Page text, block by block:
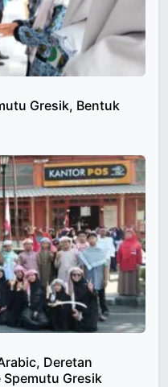
Gresik, Bentuk
Deretan
Spemutu Gresik